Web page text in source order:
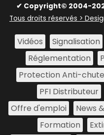
✔ Copyright© 2004-
Tous droits réservés >
Vidéos Signalisation
Réglementation
Protection Anti-chute
PFI Distributeur
Offre d'emploi
News
Formation